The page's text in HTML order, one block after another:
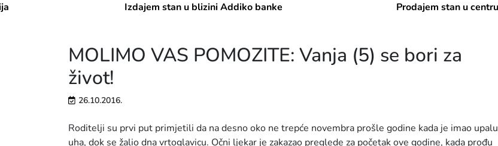
Izdajem stan u blizini Addiko banke Prodajem stan u centru Višegrada
MOLIMO VAS POMOZITE: Vanja (5) se bori za
život!
26.10.2016.
Roditelji su prvi put primjetili da na desno oko ne trepće novembra prošle godine kada je imao upalu
uha, dok se žalio dna vrtoglavicu. Očni ljekar je zakazao preglede za početak ove godine, kada prođu